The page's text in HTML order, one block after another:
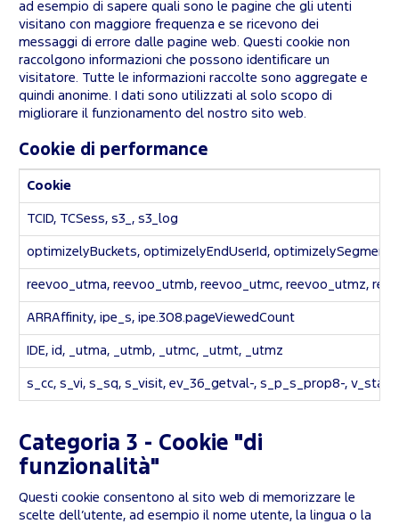
ad esempio di sapere quali sono le pagine che gli utenti
visitano con maggiore frequenza e se ricevono dei
messaggi di errore dalle pagine web. Questi cookie non
raccolgono informazioni che possono identificare un
visitatore. Tutte le informazioni raccolte sono aggregate e
quindi anonime. I dati sono utilizzati al solo scopo di
migliorare il funzionamento del nostro sito web.
Cookie di performance
Cookie
TCID, TCSess, s3_, s3_log
optimizelyBuckets, optimizelyEndUserId,
reevoo_utma, reevoo_utmb, reevoo_utmc, reevoo_utmz,
ARRAffinity, ipe_s, ipe.308.pageViewedCount
IDE, id, _utma, _utmb, _utmc, _utmt, _utmz
s_cc, s_vi, s_sq, s_visit, ev_36_getval-, s_p_s_prop8-,
Categoria 3 - Cookie "di
funzionalità"
Questi cookie consentono al sito web di memorizzare le
scelte dell’utente, ad esempio il nome utente, la lingua o la